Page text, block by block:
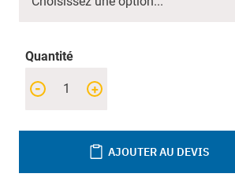
Quantité
+
-
AJOUTER AU DEVIS